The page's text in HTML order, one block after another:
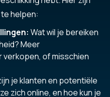
helpen:
Wat wil je bereiken
Meer
verkopen, of misschien
je klanten en potentiële
zich online, en hoe kun je